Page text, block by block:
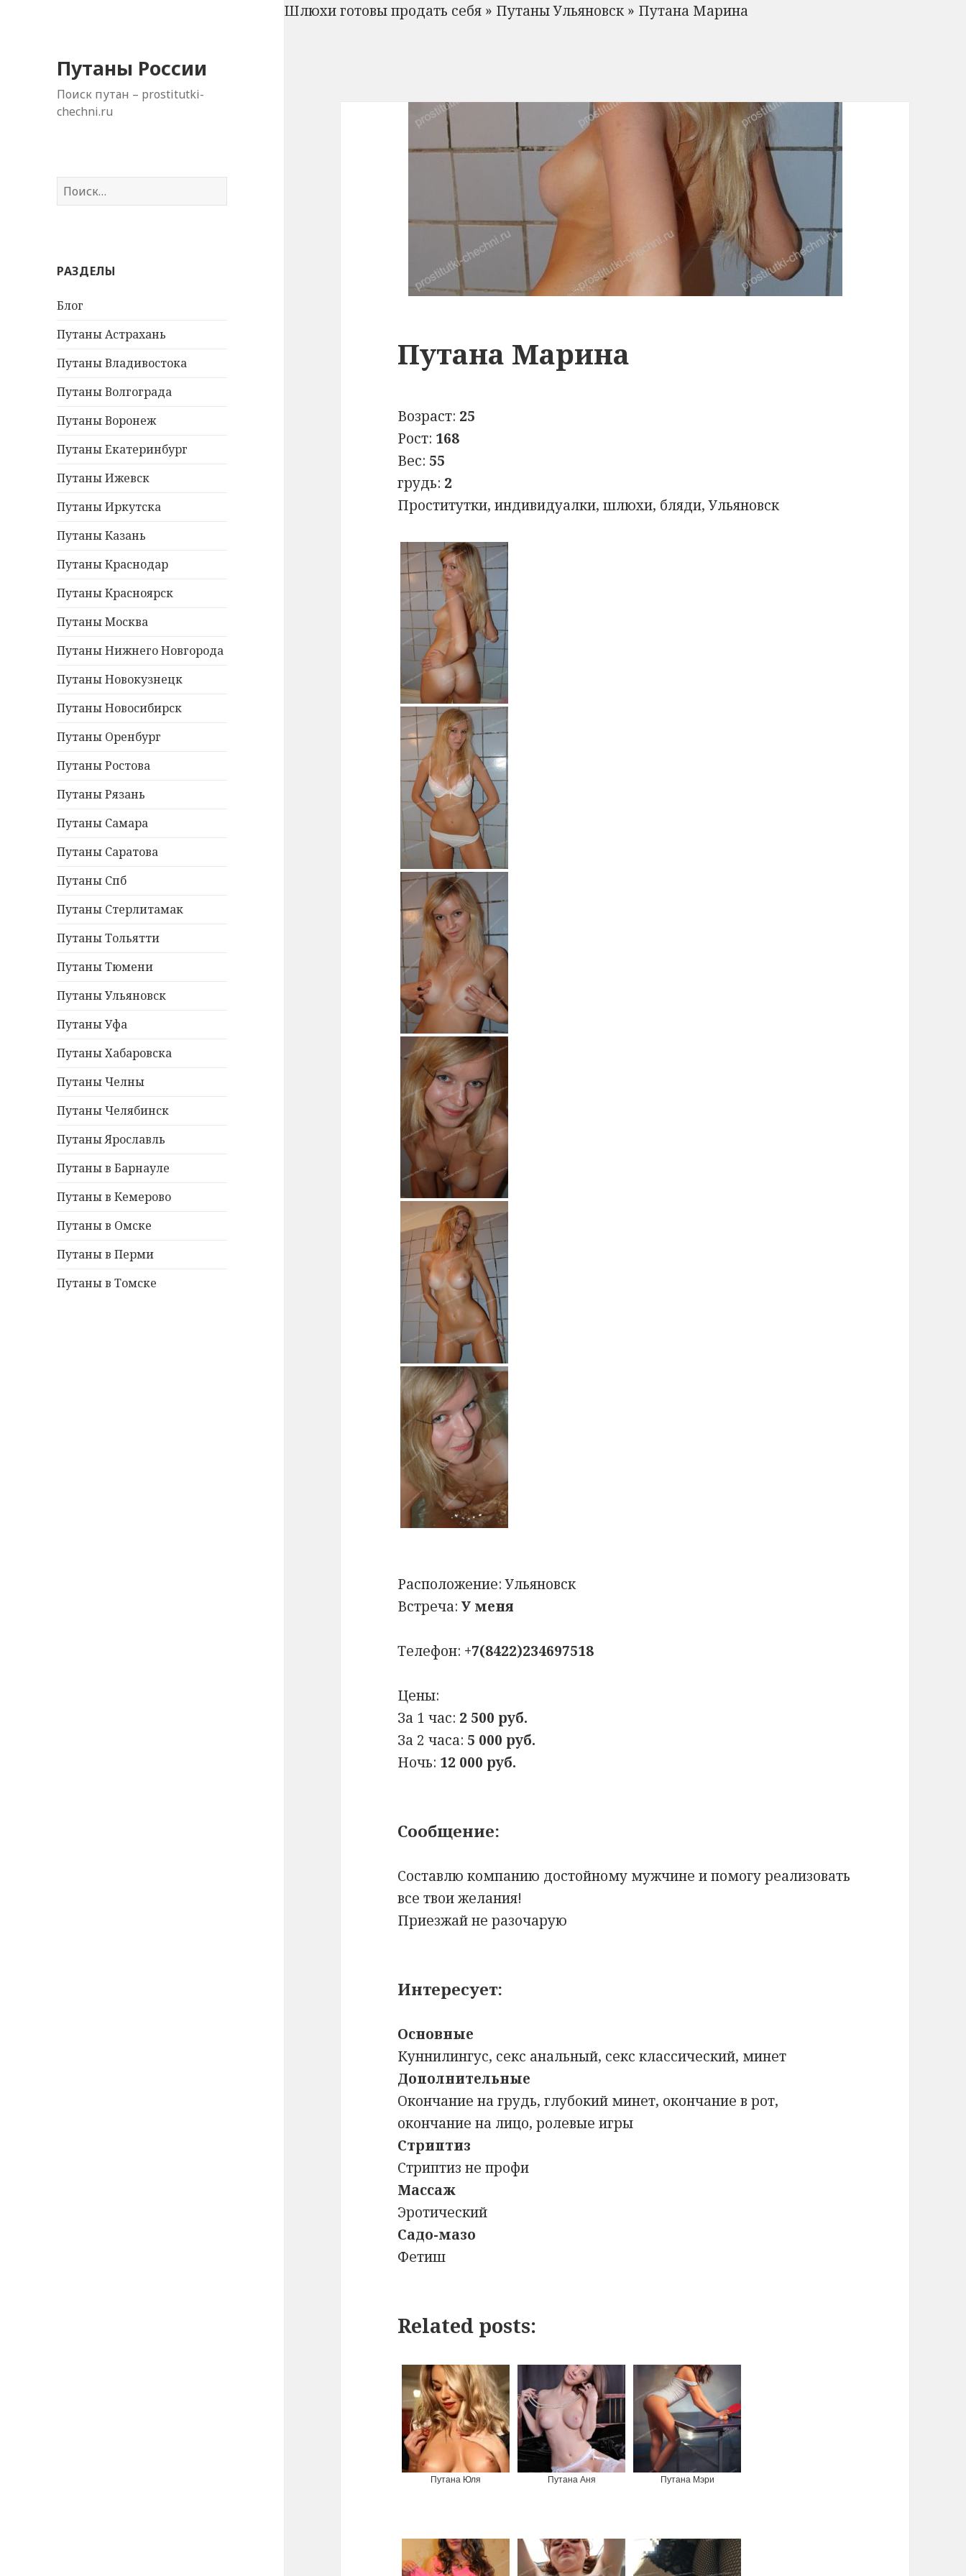
Путаны России
Поиск путан – prostitutki-
chechni.ru
Н
а
:РАЗДЕЛЫ
Блог
Путаны Астрахань
Путаны Владивостока
Путаны Волгограда
Путаны Воронеж
Путаны Екатеринбург
Путаны Ижевск
Путаны Иркутска
Путаны Казань
Путаны Краснодар
Путаны Красноярск
Путаны Москва
Путаны Нижнего Новгорода
Путаны Новокузнецк
Путаны Новосибирск
Путаны Оренбург
Путаны Ростова
Путаны Рязань
Путаны Самара
Путаны Саратова
Путаны Спб
Путаны Стерлитамак
Путаны Тольятти
Путаны Тюмени
Путаны Ульяновск
Путаны Уфа
Путаны Хабаровска
Путаны Челны
Путаны Челябинск
Путаны Ярославль
Путаны в Барнауле
Путаны в Кемерово
Путаны в Омске
Путаны в Перми
Путаны в Томске
Шлюхи готовы продать себя » Путаны Ульяновск » Путана Марина
Путана Марина
Возраст: 25
Рост: 168
Вес: 55
грудь: 2
Проститутки, индивидуалки, шлюхи, бляди, Ульяновск
Расположение:Ульяновск
Встреча:У меня
Телефон: +7(8422)234697518
Цены:
За 1 час: 2 500 руб.
За 2 часа: 5 000 руб.
Ночь: 12 000 руб.
Сообщение:
Составлю компанию достойному мужчине и помогу реализовать
все твои желания!
Приезжай не разочарую
Интересует:
Основные
Куннилингус, секс анальный, секс классический, минет
Дополнительные
Окончание на грудь, глубокий минет, окончание в рот,
окончание на лицо, ролевые игры
Стриптиз
Стриптиз не профи
Массаж
Эротический
Садо-мазо
Фетиш
Related posts:
Путана Юля Путана Аня Путана Мэри